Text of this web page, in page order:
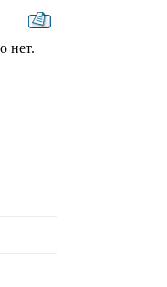
нет.